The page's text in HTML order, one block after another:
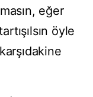
eğer
öyle